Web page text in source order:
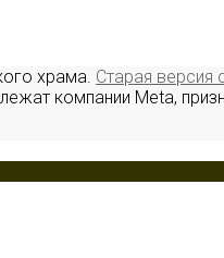
храма. Старая версия
компании Meta,